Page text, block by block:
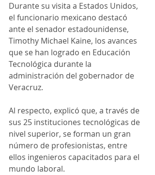
Durante su visita a Estados Unidos,
el funcionario mexicano destacó
ante el senador estadounidense,
Timothy Michael Kaine, los avances
que se han logrado en Educación
Tecnológica durante la
administración del gobernador de
Veracruz.
Al respecto, explicó que, a través de
sus 25 instituciones tecnológicas de
nivel superior, se forman un gran
número de profesionistas, entre
ellos ingenieros capacitados para el
mundo laboral.